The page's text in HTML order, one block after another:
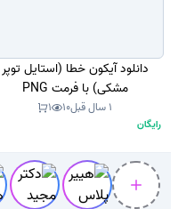
دانلود آیکون خطا (استایل توپر
مشکی) با فرمت PNG
1 سال قبل 10
1
رایگان